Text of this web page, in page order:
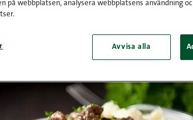
på webbplatsen, analysera webbplatsens användning
Avvisa alla